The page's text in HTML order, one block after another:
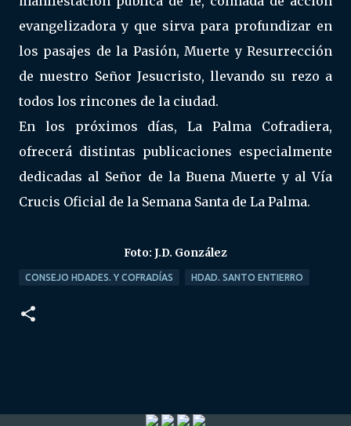
evangelizadora y que sirva para profundizar en
los pasajes de la Pasión, Muerte y Resurrección
de nuestro Señor Jesucristo, llevando su rezo a
todos los rincones de la ciudad.
En los próximos días, La Palma Cofradiera,
ofrecerá distintas publicaciones especialmente
dedicadas al Señor de la Buena Muerte y al Vía
Crucis Oficial de la Semana Santa de La Palma.
Foto: J.D. González
CONSEJO HDADES. Y COFRADÍAS HDAD. SANTO ENTIERRO